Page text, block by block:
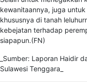
kewanitaannya, juga
khususnya di tanah
kebejatan terhadap
siapapun.(FN)
_Sumber: Laporan Haidir
Sulawesi Tenggara_